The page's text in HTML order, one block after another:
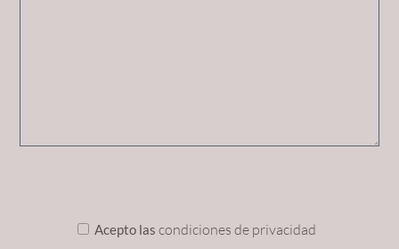
Acepto las condiciones de privacidad